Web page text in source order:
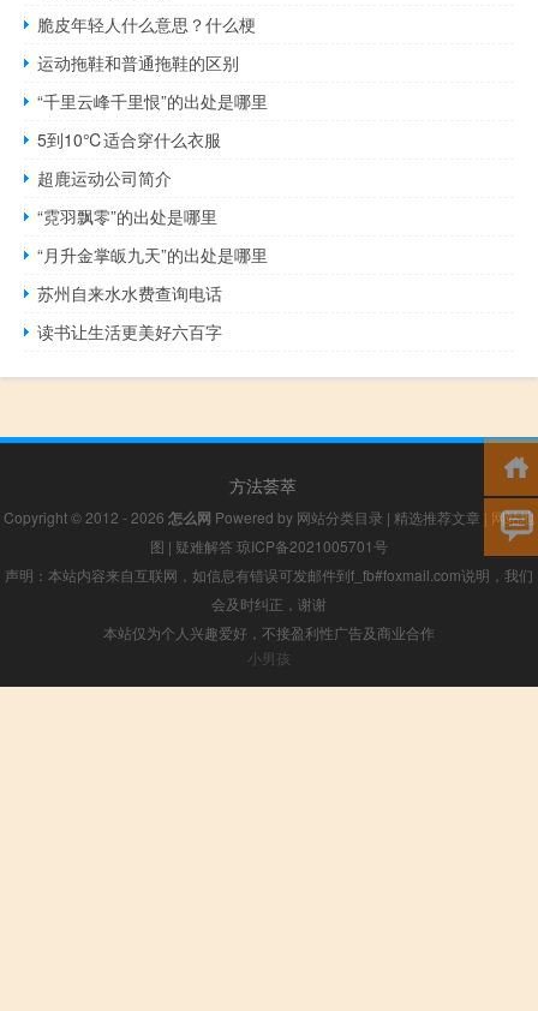
脆皮年轻人什么意思？什么梗
运动拖鞋和普通拖鞋的区别
“千里云峰千里恨”的出处是哪里
5到10℃适合穿什么衣服
超鹿运动公司简介
“霓羽飘零”的出处是哪里
“月升金掌皈九天”的出处是哪里
苏州自来水水费查询电话
读书让生活更美好六百字
方法荟萃
Copyright © 2012 - 2026 怎么网 Powered by 网站分类目录 | 精选推荐文章 | 网站地
图 | 疑难解答 琼ICP备2021005701号
声明：本站内容来自互联网，如信息有错误可发邮件到f_fb#foxmail.com说明，我们
会及时纠正，谢谢
本站仅为个人兴趣爱好，不接盈利性广告及商业合作
小男孩